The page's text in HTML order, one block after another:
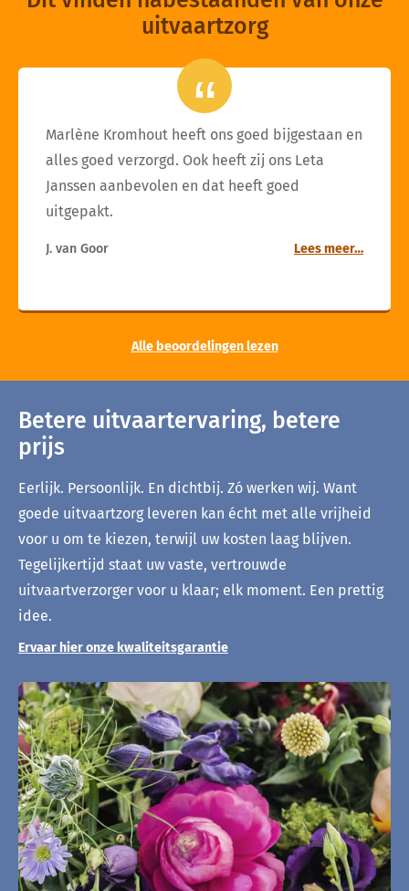
uitvaartzorg
Marlène Kromhout heeft ons goed bijgestaan en
alles goed verzorgd. Ook heeft zij ons Leta
Janssen aanbevolen en dat heeft goed
uitgepakt.
J. van Goor Lees meer…
Alle beoordelingen lezen
Betere uitvaartervaring, betere
prijs
Eerlijk. Persoonlijk. En dichtbij. Zó werken wij. Want
goede uitvaartzorg leveren kan écht met alle vrijheid
voor u om te kiezen, terwijl uw kosten laag blijven.
Tegelijkertijd staat uw vaste, vertrouwde
uitvaartverzorger voor u klaar; elk moment. Een prettig
idee.
Ervaar hier onze kwaliteitsgarantie